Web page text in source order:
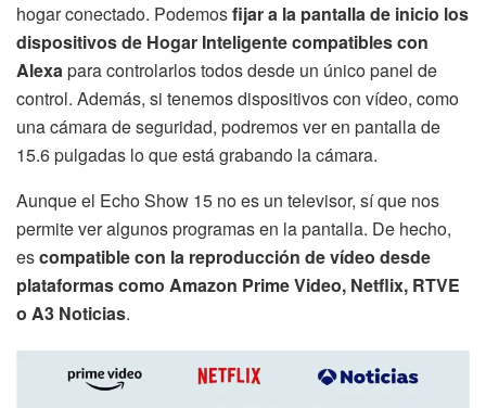
hogar conectado. Podemosfijar a la pantalla de inicio los
dispositivos de Hogar Inteligente compatibles con
Alexapara controlarlos todos desde un único panel de
control. Además, si tenemos dispositivos con vídeo, como
una cámara de seguridad, podremos ver en pantalla de
15.6 pulgadas lo que está grabando la cámara.
Aunque el Echo Show 15 no es un televisor, sí que nos
permite ver algunos programas en la pantalla. De hecho,
escompatible con la reproducción de vídeo desde
plataformas como Amazon Prime Video, Netflix, RTVE
o A3 Noticias.